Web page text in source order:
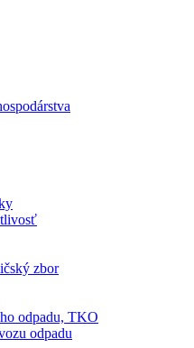
zbor
odpadu, TKO
odpadu